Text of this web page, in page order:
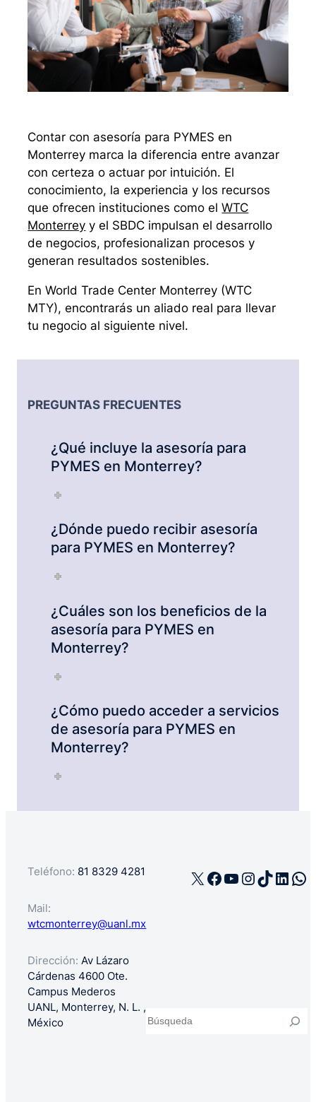
Contar con asesoría para PYMES en
Monterrey marca la diferencia entre avanzar
con certeza o actuar por intuición. El
conocimiento, la experiencia y los recursos
que ofrecen instituciones como elWTC
Monterrey y el SBDC impulsan el desarrollo
de negocios, profesionalizan procesos y
generan resultados sostenibles.
En World Trade Center Monterrey (WTC
MTY), encontrarás un aliado real para llevar
tu negocio al siguiente nivel.
PREGUNTAS FRECUENTES
¿Qué incluye la asesoría para
PYMES en Monterrey?
¿Dónde puedo recibir asesoría
para PYMES en Monterrey?
¿Cuáles son los beneficios de la
asesoría para PYMES en
Monterrey?
¿Cómo puedo acceder a servicios
de asesoría para PYMES en
Monterrey?
Teléfono: 81 8329 4281
Mail:
wtcmonterrey@uanl.mx
Dirección: Av Lázaro
Cárdenas 4600 Ote.
Campus Mederos
UANL, Monterrey, N. L. ,
México
X Facebook
YouTube
TikTok